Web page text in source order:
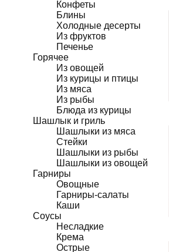
Конфеты
Блины
Холодные десерты
Из фруктов
Печенье
Горячее
Из овощей
Из курицы и птицы
Из мяса
Из рыбы
Блюда из курицы
Шашлык и гриль
Шашлыки из мяса
Стейки
Шашлыки из рыбы
Шашлыки из овощей
Гарниры
Овощные
Гарниры-салаты
Каши
Соусы
Несладкие
Крема
Острые